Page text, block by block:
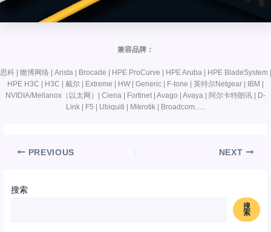
搜索
搜
索
兼容品牌：
思科 | 瞻博网络 | Arista | Brocade | HPE ProCurve | HPE Aruba | HPE BladeSystem |
HPE H3C | H3C | 戴尔 | Extreme | HW | Generic | F-tone | 英特尔Netgear | IBM |
NVIDIA/Mellanox（以太网）| Ciena | Fortinet | Avago | Avaya | 阿尔卡特朗讯 | D-
Link | F5 | Ubiquiti | Mikrotik | Broadcom…..
PREVIOUS NEXT